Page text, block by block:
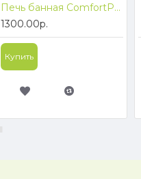
Печь банная ComfortProm ЧУГУН ПРЕМИУМ, для парной до 26 кубов, вес 84 кг, длина дров до 50 см, на 160 кг камней, чугунная дверь
1300.00р.
Купить